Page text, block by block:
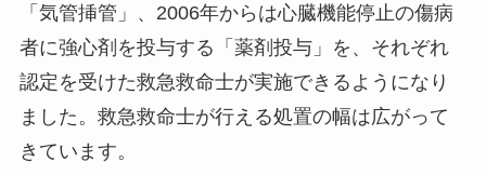
「気管挿管」、2006年からは心臓機能停止の傷病
者に強心剤を投与する「薬剤投与」を、それぞれ
認定を受けた救急救命士が実施できるようになり
ました。救急救命士が行える処置の幅は広がって
きています。